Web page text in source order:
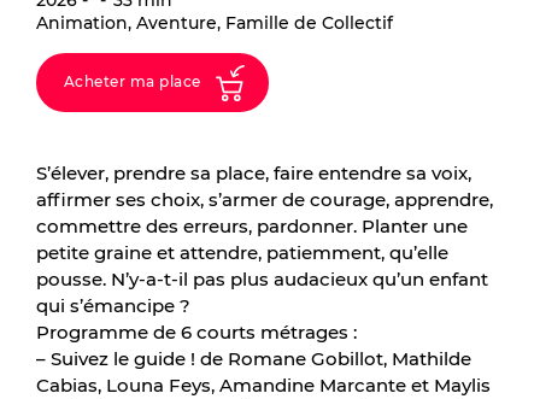
Animation, Aventure, Famille de Collectif
Acheter ma place
S’élever, prendre sa place, faire entendre sa voix,
affirmer ses choix, s’armer de courage, apprendre,
commettre des erreurs, pardonner. Planter une
petite graine et attendre, patiemment, qu’elle
pousse. N’y-a-t-il pas plus audacieux qu’un enfant
qui s’émancipe ?
Programme de 6 courts métrages :
– Suivez le guide ! de Romane Gobillot, Mathilde
Cabias, Louna Feys, Amandine Marcante et Maylis